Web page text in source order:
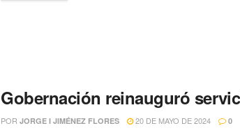
Gobernación reinauguró
POR JORGE I JIMÉNEZ FLORES 20 DE MAYO DE 2024 0